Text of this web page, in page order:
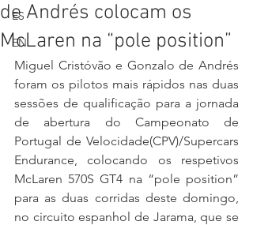
ES
EN
de Andrés colocam os
McLaren na “pole position”
Miguel Cristóvão e Gonzalo de Andrés
foram os pilotos mais rápidos nas duas
sessões de qualificação para a jornada
de abertura do Campeonato de
Portugal de Velocidade(CPV)/Supercars
Endurance, colocando os respetivos
McLaren 570S GT4 na “pole position”
para as duas corridas deste domingo,
no circuito espanhol de Jarama, que se